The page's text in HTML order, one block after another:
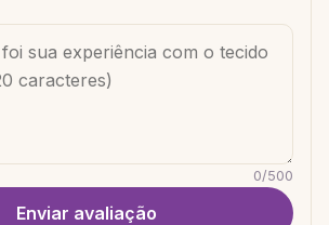
0/500
Enviar avaliação